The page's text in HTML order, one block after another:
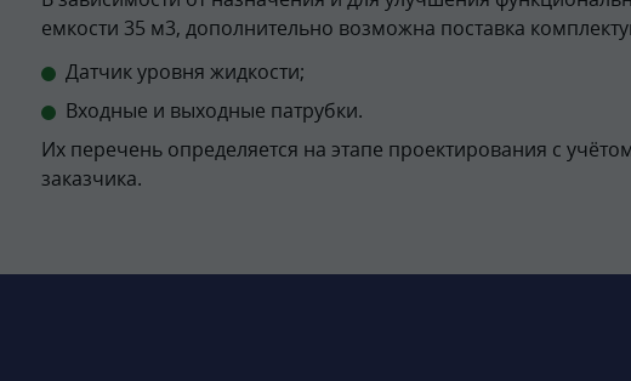
емкости 35 м3, дополнительно возможна поставка
Датчик уровня жидкости;
Входные и выходные патрубки.
Их перечень определяется на этапе проектирования с
заказчика.